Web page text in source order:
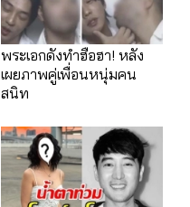
พระเอกดังทำฮือฮา! หลัง
เผยภาพคู่เพื่อนหนุ่มคน
สนิท